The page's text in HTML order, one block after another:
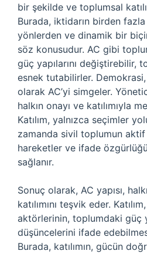
bir şekilde ve toplumsal
Burada, iktidarın birden
yönlerden ve dinamik bir
söz konusudur. AC gibi
güç yapılarını değiştirebilir,
esnek tutabilirler. Demokrasi,
olarak AC’yi simgeler.
halkın onayı ve katılımıyla
Katılım, yalnızca seçimler
zamanda sivil toplumun
hareketler ve ifade
sağlanır.
Sonuç olarak, AC yapısı,
katılımını teşvik eder.
aktörlerinin, toplumdaki güç
düşüncelerini ifade
Burada, katılımın, gücün